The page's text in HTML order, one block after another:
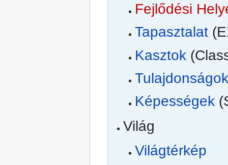
Fejlődési
Tapasztalat
Kasztok
Tulajdonságok
Képességek
Világ
Világtérkép